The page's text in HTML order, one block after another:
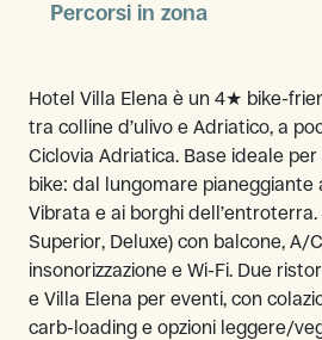
Percorsi in zona
Hotel Villa Elena è un 4★ bike-
tra colline d’ulivo e Adriatico, a
Ciclovia Adriatica. Base ideale
bike: dal lungomare pianeggiante
Vibrata e ai borghi
Superior, Deluxe) con balcone, A/
insonorizzazione e Wi-Fi. Due
e Villa Elena per eventi, con
carb-loading e opzioni leggere/